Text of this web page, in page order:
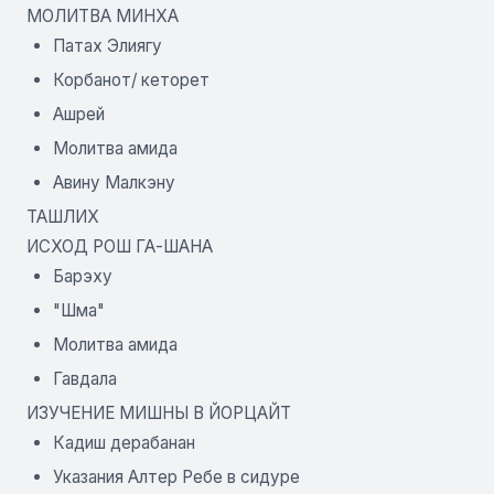
МОЛИТВА МИНХА
Патах Элиягу
Корбанот/ кеторет
Ашрей
Молитва амида
Авину Малкэну
ТАШЛИХ
ИСХОД РОШ ГА-ШАНА
Барэху
"Шма"
Молитва амида
Гавдала
ИЗУЧЕНИЕ МИШНЫ В ЙОРЦАЙТ
Кадиш дерабанан
Указания Алтер Ребе в сидуре